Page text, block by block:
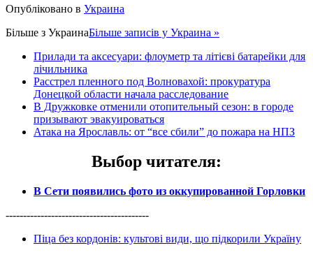
Опубліковано в Украина
Більше з УкраинаБільше записів у Украина »
Прилади та аксесуари: флоуметр та літієві батарейки для
лічильника
Расстрел пленного под Волновахой: прокуратура
Донецкой области начала расследование
В Дружковке отменили отопительный сезон: в городе
призывают эвакуироваться
Атака на Ярославль: от “все сбили” до пожара на НПЗ
Выбор читателя:
В Сети появились фото из оккупированной Горловки
-----------------------------------------
Піца без кордонів: культові види, що підкорили Україну